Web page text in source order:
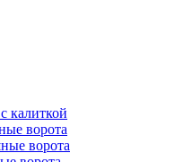
калиткой
ворота
ворота